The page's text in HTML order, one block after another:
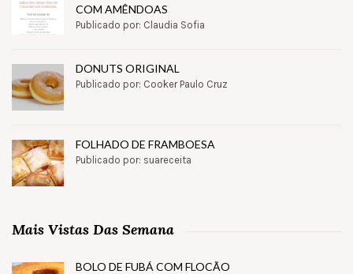
COM AMÊNDOAS
Publicado por: Claudia Sofia
DONUTS ORIGINAL
Publicado por: Cooker Paulo Cruz
FOLHADO DE FRAMBOESA
Publicado por: suareceita
Mais Vistas Das Semana
BOLO DE FUBÁ COM FLOCÃO